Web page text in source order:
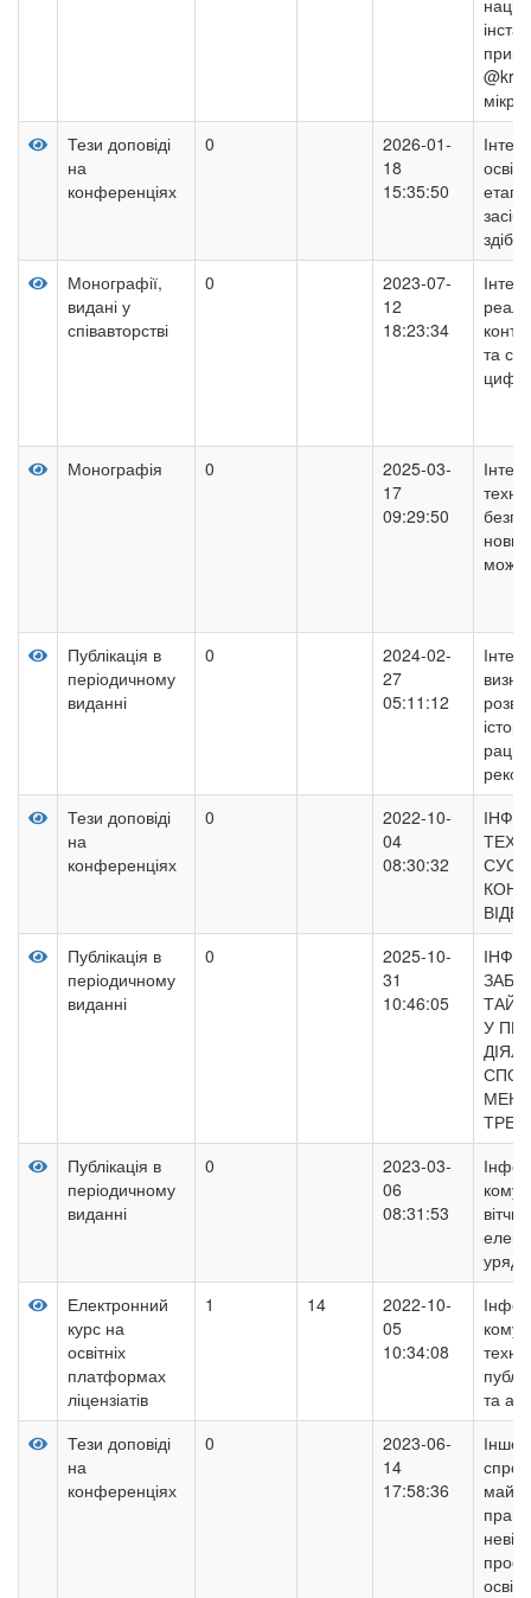
Тези доповіді
на
конференціях
0
2026-01-
18
15:35:50
засіб
Монографії,
видані у
співавторстві
0
2023-07-
12
18:23:34
та
Монографія 0
2025-03-
17
09:29:50
нових
Публікація в
періодичному
виданні
0
2024-02-
27
05:11:12
Тези доповіді
на
конференціях
0
2022-10-
04
08:30:32
Публікація в
періодичному
виданні
0
2025-10-
31
10:46:05
У
Публікація в
періодичному
виданні
0
2023-03-
06
08:31:53
Електронний
курс на
освітніх
платформах
ліцензіатів
1 14
2022-10-
05
10:34:08
та
Тези доповіді
на
конференціях
0
2023-06-
14
17:58:36